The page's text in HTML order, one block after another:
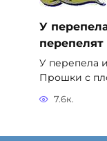
У
перепелят
У перепела
Прошки с
7.6к.